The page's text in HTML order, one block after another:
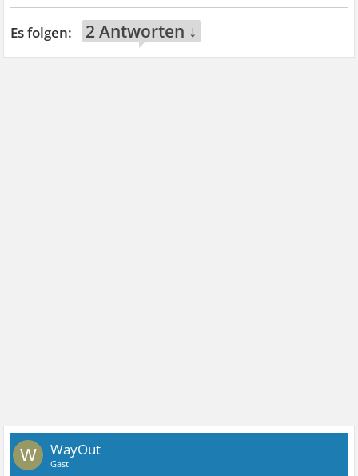
2 Antworten ↓
W WayOut
Gast